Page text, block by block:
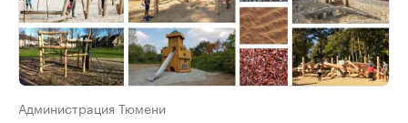
Администрация Тюмени